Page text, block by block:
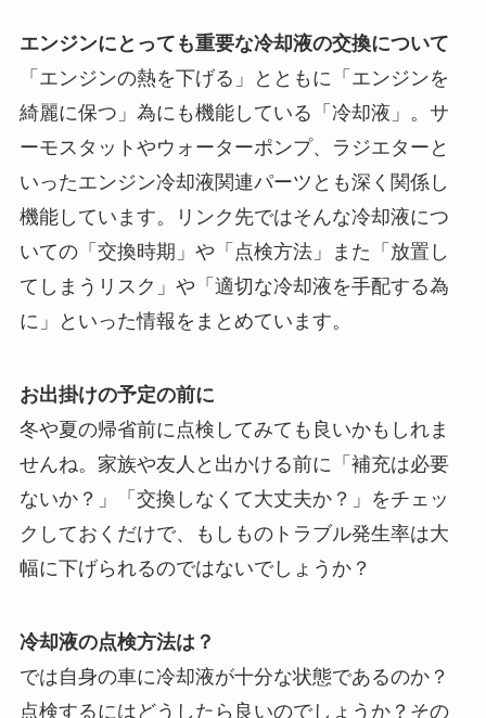
エンジンにとっても重要な冷却液の交換について
「エンジンの熱を下げる」とともに「エンジンを
綺麗に保つ」為にも機能している「冷却液」。サ
ーモスタットやウォーターポンプ、ラジエターと
いったエンジン冷却液関連パーツとも深く関係し
機能しています。リンク先ではそんな冷却液につ
いての「交換時期」や「点検方法」また「放置し
てしまうリスク」や「適切な冷却液を手配する為
に」といった情報をまとめています。
お出掛けの予定の前に
冬や夏の帰省前に点検してみても良いかもしれま
せんね。家族や友人と出かける前に「補充は必要
ないか？」「交換しなくて大丈夫か？」をチェッ
クしておくだけで、もしものトラブル発生率は大
幅に下げられるのではないでしょうか？
冷却液の点検方法は？
では自身の車に冷却液が十分な状態であるのか？
点検するにはどうしたら良いのでしょうか？その